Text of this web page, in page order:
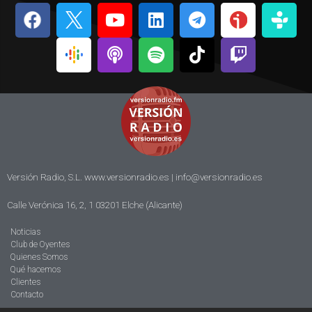
Versión Radio, S.L. www.versionradio.es | info@versionradio.es
Calle Verónica 16, 2, 1 03201 Elche (Alicante)
Noticias
Club de Oyentes
Quienes Somos
Qué hacemos
Clientes
Contacto